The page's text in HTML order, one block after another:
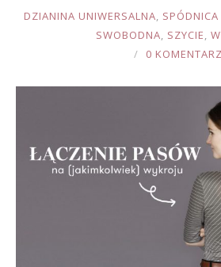
JOULE
DZIANINA UNIWERSALNA,
SWOBODNA, SZYCIE,
0